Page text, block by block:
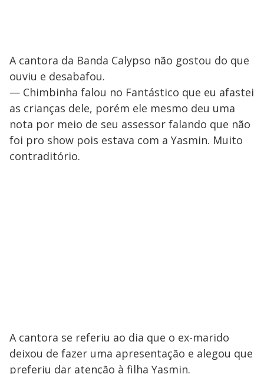
A cantora da Banda Calypso não gostou do que
ouviu e desabafou.
— Chimbinha falou no Fantástico que eu afastei
as crianças dele, porém ele mesmo deu uma
nota por meio de seu assessor falando que não
foi pro show pois estava com a Yasmin. Muito
contraditório.
A cantora se referiu ao dia que o ex-marido
deixou de fazer uma apresentação e alegou que
preferiu dar atenção à filha Yasmin.